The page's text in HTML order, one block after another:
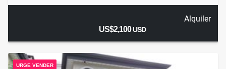
Alquiler
US$2,100USD
URGE VENDER